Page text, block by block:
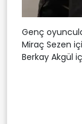
Genç
Miraç Sezen
Berkay Akgül